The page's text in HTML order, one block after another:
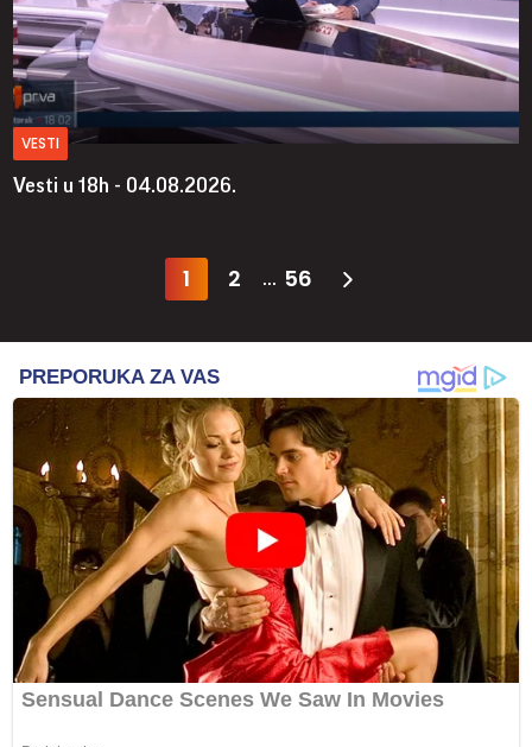
VESTI
Vesti u 18h - 04.08.2026.
1 2 ... 56